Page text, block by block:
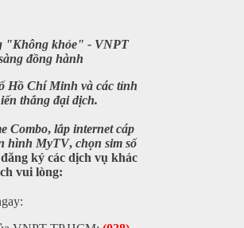
"Không khỏe" - VNPT
đồng hành
Hồ Chí Minh và các tỉnh
thắng đại dịch.
Combo, lắp internet cáp
hình MyTV, chọn sim số
đăng ký các dịch vụ khác
vui lòng: